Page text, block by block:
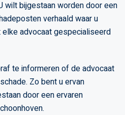
wilt bijgestaan worden door een
verhaald waar u
advocaat gespecialiseerd
te informeren of de advocaat
Zo bent u ervan
door een ervaren